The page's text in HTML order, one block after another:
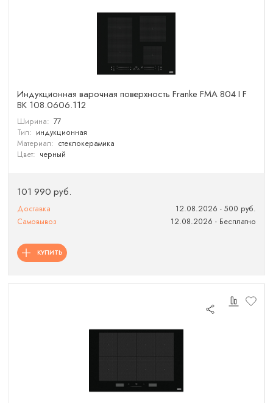
Индукционная варочная поверхность Franke FMA 804 I F
ВК 108.0606.112
Ширина: 77
Тип: индукционная
Материал: стеклокерамика
Цвет: черный
101 990 руб.
Доставка
12.08.2026 - 500 руб.
Самовывоз
12.08.2026 - Бесплатно
КУПИТЬ